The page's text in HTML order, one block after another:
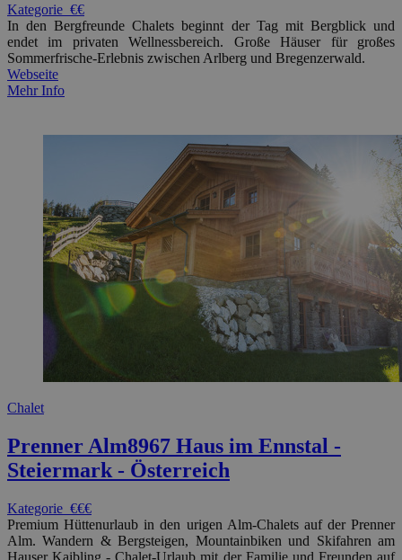
Kategorie €€
In den Bergfreunde Chalets beginnt der Tag mit Bergblick und
endet im privaten Wellnessbereich. Große Häuser für großes
Sommerfrische-Erlebnis zwischen Arlberg und Bregenzerwald.
Webseite
Mehr Info
Chalet
Prenner Alm8967 Haus im Ennstal -
Steiermark - Österreich
Kategorie €€€
Premium Hüttenurlaub in den urigen Alm-Chalets auf der Prenner
Alm. Wandern & Bergsteigen, Mountainbiken und Skifahren am
Hauser Kaibling - Chalet-Urlaub mit der Familie und Freunden auf